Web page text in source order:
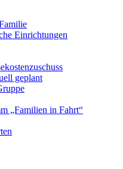
Einrichtungen
geplant
„Familien in Fahrt“